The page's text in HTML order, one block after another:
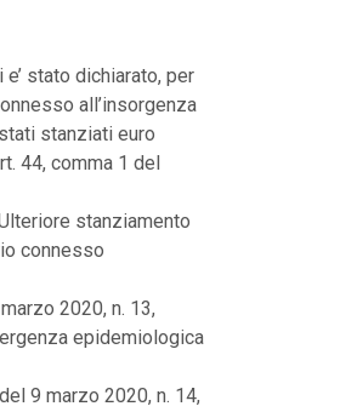
stato dichiarato, per
all’insorgenza
stanziati euro
44, comma 1 del
stanziamento
connesso
2020, n. 13,
epidemiologica
9 marzo 2020, n. 14,